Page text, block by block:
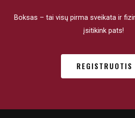
Boksas – tai visų pirma sveikata ir
įsitikink pats!
REGISTRUOTIS